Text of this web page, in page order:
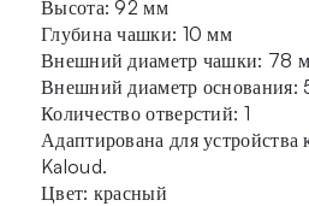
Высота: 92 мм
Глубина чашки: 10 мм
Внешний диаметр чашки: 78
Внешний диаметр
Количество отверстий: 1
Адаптирована для устройства
Kaloud.
Цвет: красный